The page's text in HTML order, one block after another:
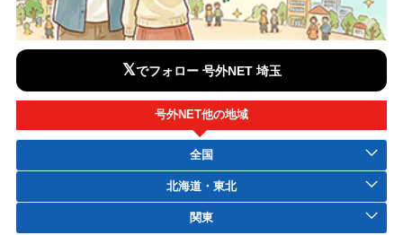
𝕏でフォロー 号外NET 埼玉
号外NET他の地域
全国
北海道・東北
関東